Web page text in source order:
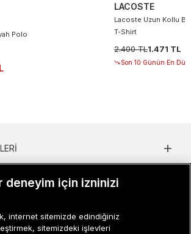
Polo
LACOSTE
Lacoste Uzun Kollu
T-Shirt
2.400 TL1.471 TL
Son 10 Günün En
deneyim için izninizi
internet sitemizde edindiğiniz
sitemizdeki işlevleri